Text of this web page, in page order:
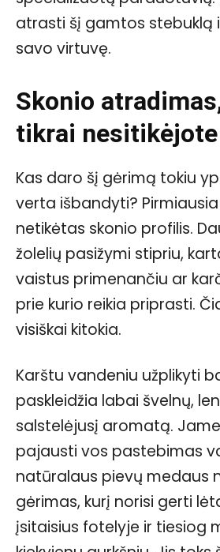
atrasti šį gamtos stebuklą
savo virtuvę.
Skonio
tikrai nesitikėjote
Kas daro šį gėrimą tokiu
verta išbandyti? Pirmiausia
netikėtas skonio profilis.
žolelių pasižymi stipriu,
vaistus primenančiu ar
prie kurio reikia priprasti.
visiškai kitokia.
Karštu vandeniu užplikyti
paskleidžia labai švelnų,
salstelėjusį aromatą.
pajausti vos pastebimas
natūralaus pievų medaus
gėrimas, kurį norisi gerti
įsitaisius fotelyje ir tiesiog